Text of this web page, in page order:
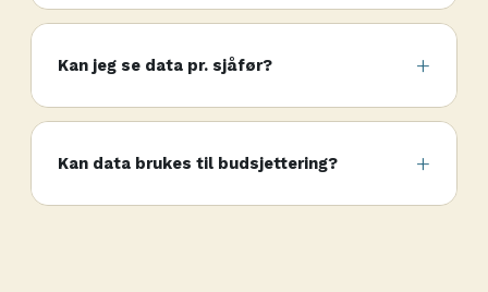
Kan jeg se data pr. sjåfør?
Kan data brukes til budsjettering?